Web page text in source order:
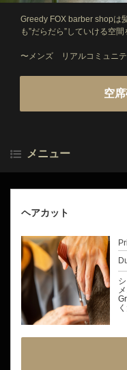
Greedy FOX barber shopは
も”だらだら”していける空間
〜メンズ リアルコミュニ
空
メニュー
ヘアカット